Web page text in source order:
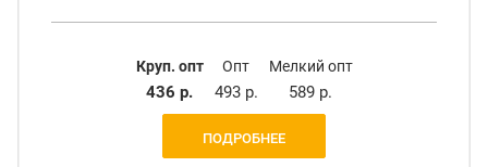
Круп. опт
436 р.
Опт
493 р.
Мелкий опт
589 р.
ПОДРОБНЕЕ